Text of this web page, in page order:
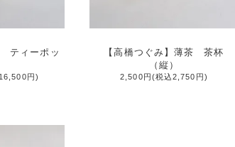
ティーポッ
円)
【高橋つぐみ】薄茶 茶杯
（縦）
2,500円(税込2,750円)